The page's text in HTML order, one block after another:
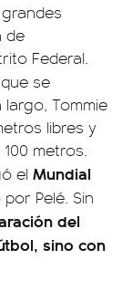
de
Federal.
se
Tommie
libres y
metros.
el Mundial
Pelé. Sin
del
sino con